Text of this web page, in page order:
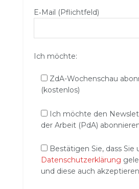
E‑Mail (Pflichtfeld)
Ich möchte:
ZdA-Wochenschau
(kostenlos)
Ich möchte den
der Arbeit (PdA)
Bestätigen Sie, dass Sie
Datenschutzerklärung
und diese auch